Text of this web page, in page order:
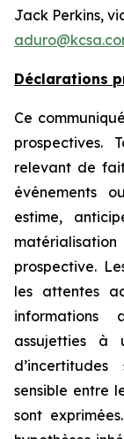
Jack Perkins,
Déclarations
Ce
prospectives.
relevant de
événements
estime,
prospective.
les attentes
informations
assujetties à
sensible entre
sont